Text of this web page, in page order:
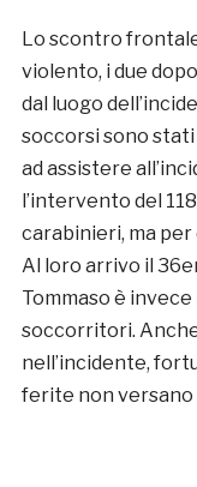
Lo scontro
violento, i due
dal luogo
soccorsi sono
ad assistere
l’intervento del
carabinieri, ma per
Al loro arrivo il
Tommaso è
soccorritori.
nell’incidente,
ferite non versano